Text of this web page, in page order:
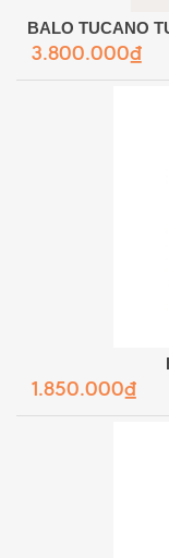
3.800.000₫
1.850.000₫